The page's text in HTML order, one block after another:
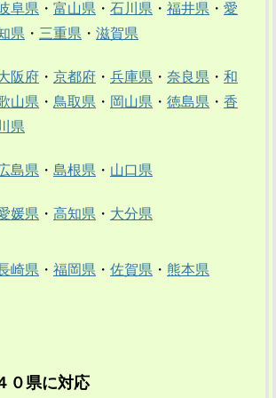
阜県 ・ 富山県 ・ 石川県 ・ 福井県 ・ 愛
県 ・ 三重県 ・ 滋賀県
阪府 ・ 京都府 ・ 兵庫県 ・ 奈良県 ・ 和
山県 ・ 鳥取県 ・ 岡山県 ・ 徳島県 ・ 香
川県
島県 ・ 島根県 ・ 山口県
媛県 ・ 高知県 ・ 大分県
崎県 ・ 福岡県 ・ 佐賀県 ・ 熊本県
０県に対応